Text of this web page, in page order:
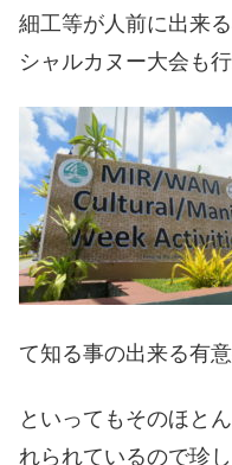
細工等が人前に出来
シャルカヌー大会も行
て知る事の出来る有意
といってもそのほと
れられているので珍